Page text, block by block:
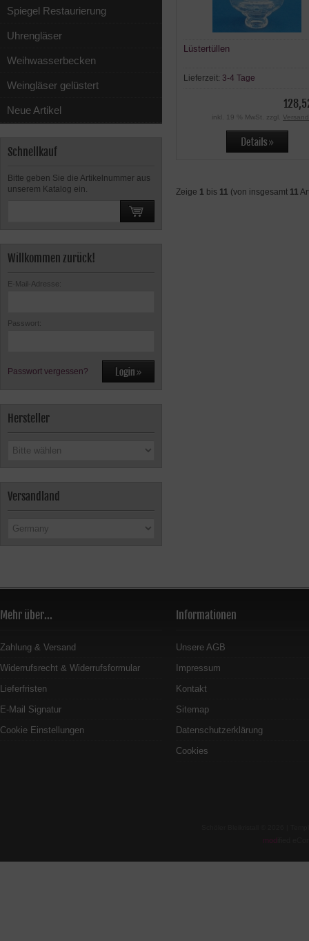
Spiegel Restaurierung
Uhrengläser
Weihwasserbecken
Weingläser gelüstert
Neue Artikel
Schnellkauf
Bitte geben Sie die Artikelnummer aus
unserem Katalog ein.
Willkommen zurück!
E-Mail-Adresse:
Passwort:
Passwort vergessen?
Hersteller
Versandland
Lüstertüllen
Lieferzeit: 3-4 Tage
inkl. 19 % MwSt. zzgl.
Zeige 1 bis 11 (von insgesamt 11
Mehr über...
Zahlung & Versand
Widerrufsrecht & Widerrufsformular
Lieferfristen
E-Mail Signatur
Cookie Einstellungen
Informationen
Unsere AGB
Impressum
Kontakt
Sitemap
Datenschutzerklärung
Cookies
mod